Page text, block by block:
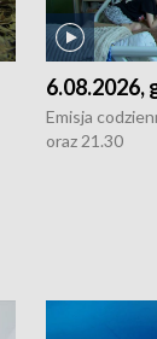
6.08.2026,
Emisja
oraz 21.30